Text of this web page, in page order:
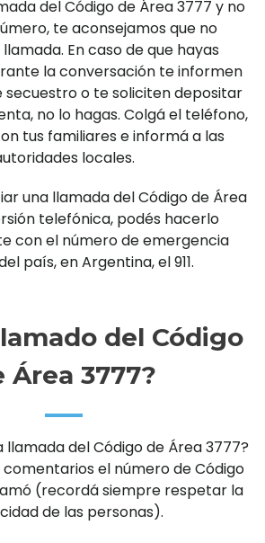
del Código de Área 3777 y no
te aconsejamos que no
En caso de que hayas
la conversación te informen
secuestro o te soliciten depositar
no lo hagas. Colgá el teléfono,
tus familiares e informá a las
locales.
una llamada del Código de Área
telefónica, podés hacerlo
con el número de emergencia
país, en Argentina, el 911.
del Código
Área 3777?
llamada del Código de Área 3777?
comentarios el número de Código
(recordá siempre respetar la
de las personas).